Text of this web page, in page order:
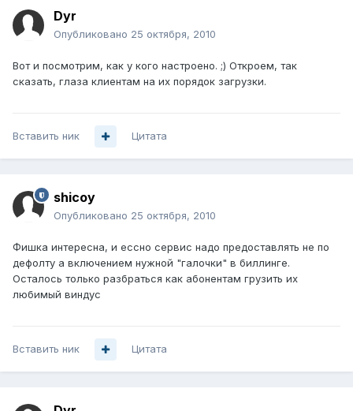
Dyr
Опубликовано 25 октября, 2010
Вот и посмотрим, как у кого настроено. ;) Откроем, так
сказать, глаза клиентам на их порядок загрузки.
Вставить ник Цитата
shicoy
Опубликовано 25 октября, 2010
Фишка интересна, и ессно сервис надо предоставлять не по
дефолту а включением нужной "галочки" в биллинге.
Осталось только разбраться как абонентам грузить их
любимый виндус
Вставить ник Цитата